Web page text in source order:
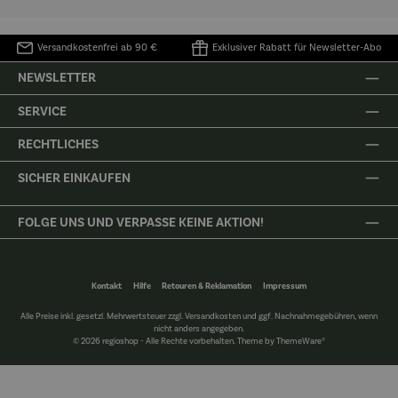
Versandkostenfrei ab 90 € Exklusiver Rabatt für Newsletter-Abo
NEWSLETTER
SERVICE
RECHTLICHES
SICHER EINKAUFEN
FOLGE UNS UND VERPASSE KEINE AKTION!
Kontakt Hilfe Retouren & Reklamation Impressum
Alle Preise inkl. gesetzl. Mehrwertsteuer zzgl.Versandkostenund ggf. Nachnahmegebühren, wenn
nicht anders angegeben.
© 2026 regioshop - Alle Rechte vorbehalten. Theme byThemeWare®